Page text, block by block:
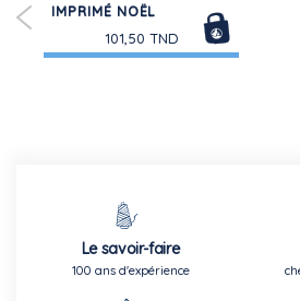
IMPRIMÉ NOËL
101,50 TND
Le savoir-faire
100 ans d'expérience